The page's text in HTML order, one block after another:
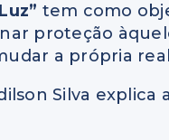
tem como
proteção
a própria
Silva explica